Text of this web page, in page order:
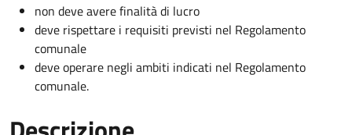
non deve avere finalità di lucro
deve rispettare i requisiti previsti nel Regolamento
comunale
deve operare negli ambiti indicati nel Regolamento
comunale.